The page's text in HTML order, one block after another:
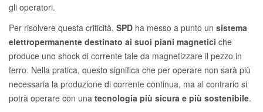
gli operatori.
Per risolvere questa criticità, SPD ha messo a punto un sistema
elettropermanente destinato ai suoi piani magnetici che
produce uno shock di corrente tale da magnetizzare il pezzo in
ferro. Nella pratica, questo significa che per operare non sarà più
necessaria la produzione di corrente continua, ma al contrario si
potrà operare con una tecnologia più sicura e più sostenibile.